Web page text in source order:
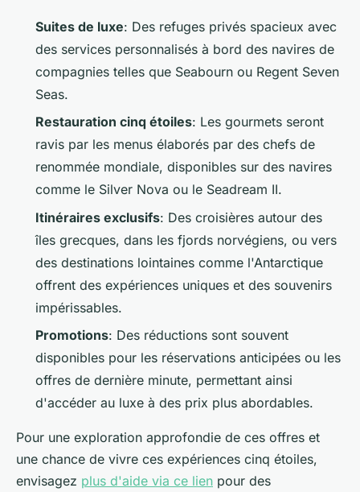
Suites de luxe: Des refuges privés spacieux avec
des services personnalisés à bord des navires de
compagnies telles que Seabourn ou Regent Seven
Seas.
Restauration cinq étoiles: Les gourmets seront
ravis par les menus élaborés par des chefs de
renommée mondiale, disponibles sur des navires
comme le Silver Nova ou le Seadream II.
Itinéraires exclusifs: Des croisières autour des
îles grecques, dans les fjords norvégiens, ou vers
des destinations lointaines comme l'Antarctique
offrent des expériences uniques et des souvenirs
impérissables.
Promotions: Des réductions sont souvent
disponibles pour les réservations anticipées ou les
offres de dernière minute, permettant ainsi
d'accéder au luxe à des prix plus abordables.
Pour une exploration approfondie de ces offres et
une chance de vivre ces expériences cinq étoiles,
envisagez plus d'aide via ce lien pour des